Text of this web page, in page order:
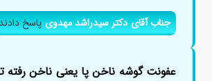
جناب آقای دکتر سیدراشد مهدویپاسخ
عفونت گوشه ناخن پا یعنی ناخن رفته